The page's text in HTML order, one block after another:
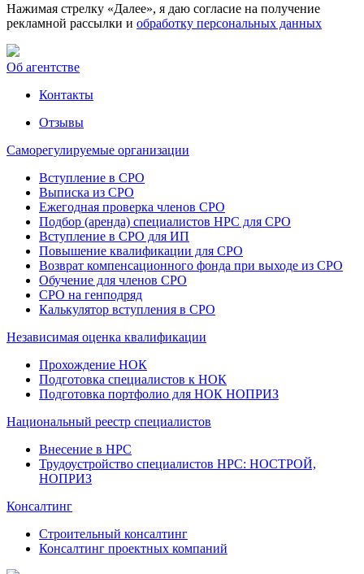
Нажимая стрелку «Далее», я даю согласие на получение
рекламной рассылки и обработку персональных данных
Об агентстве
Контакты
Отзывы
Саморегулируемые организации
Вступление в СРО
Выписка из СРО
Ежегодная проверка членов СРО
Подбор (аренда) специалистов НРС для СРО
Вступление в СРО для ИП
Повышение квалификации для СРО
Возврат компенсационного фонда при выходе из СРО
Обучение для членов СРО
СРО на генподряд
Калькулятор вступления в СРО
Независимая оценка квалификации
Прохождение НОК
Подготовка специалистов к НОК
Подготовка портфолио для НОК НОПРИЗ
Национальный реестр специалистов
Внесение в НРС
Трудоустройство специалистов НРС: НОСТРОЙ,
НОПРИЗ
Консалтинг
Строительный консалтинг
Консалтинг проектных компаний